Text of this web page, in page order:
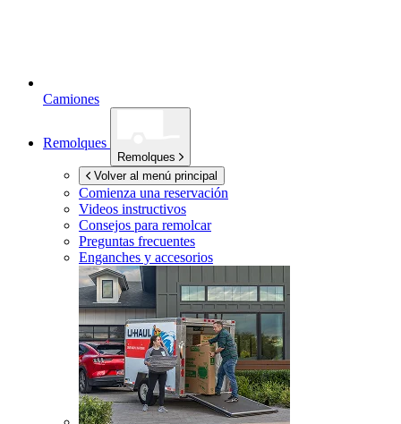
Camiones
Remolques
Remolques
Volver al menú principal
Comienza una reservación
Videos instructivos
Consejos para remolcar
Preguntas frecuentes
Enganches y accesorios